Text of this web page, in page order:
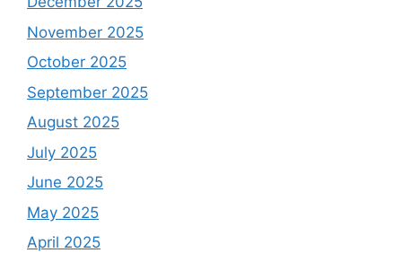
November 2025
October 2025
September 2025
August 2025
July 2025
June 2025
May 2025
April 2025